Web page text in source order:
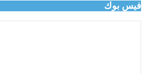
فيس بوك